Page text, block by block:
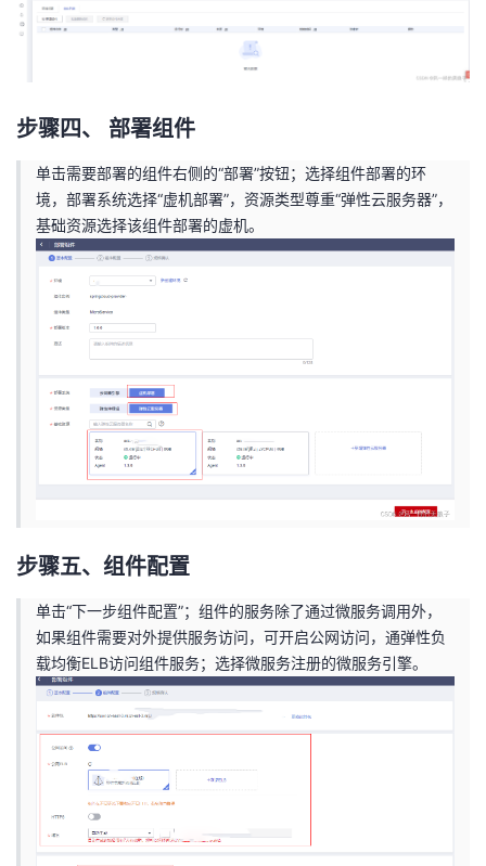
步骤四、 部署组件
单击需要部署的组件右侧的“部署”按钮；选择组件部署的环
境，部署系统选择“虚机部署”，资源类型尊重“弹性云服务器”，
基础资源选择该组件部署的虚机。
步骤五、组件配置
单击“下一步组件配置”；组件的服务除了通过微服务调用外，
如果组件需要对外提供服务访问，可开启公网访问，通弹性负
载均衡ELB访问组件服务；选择微服务注册的微服务引擎。